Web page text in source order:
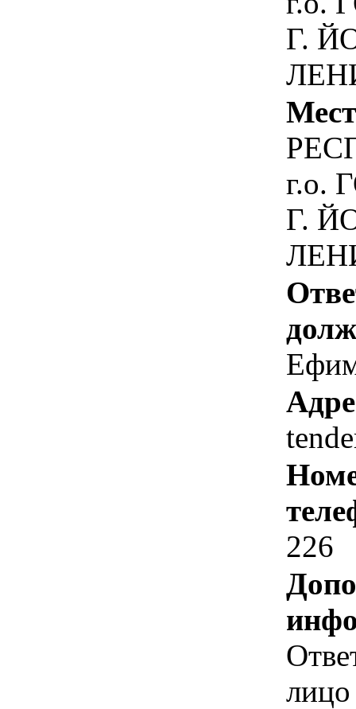
Г.
г.о.
Г.
226
лицо